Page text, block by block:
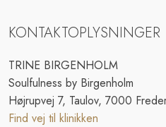
KONTAKTOPLYSNINGER
TRINE BIRGENHOLM
Soulfulness by Birgenholm
Højrupvej 7, Taulov, 7000
Find vej til klinikken